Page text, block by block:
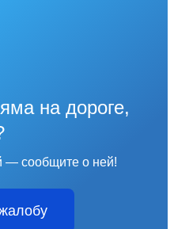
на дороге,
— сообщите о ней!